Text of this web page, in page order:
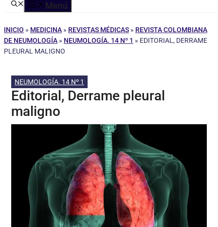
Menú
INICIO » MEDICINA » REVISTAS MÉDICAS » REVISTA COLOMBIANA
DE NEUMOLOGÍA » NEUMOLOGÍA. 14 Nº 1 » EDITORIAL, DERRAME
PLEURAL MALIGNO
NEUMOLOGÍA. 14 Nº 1
Editorial, Derrame pleural
maligno